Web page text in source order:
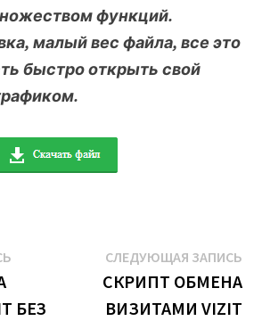
функций.
малый вес файла, все это
быстро открыть свой
Предыдущая
БЕЗ
СЛЕДУЮЩАЯ ЗАПИСЬ
СКРИПТ ОБМЕНА
ВИЗИТАМИ VIZIT